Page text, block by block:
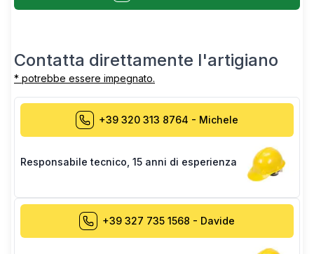
Contatta direttamente l'artigiano
* potrebbe essere impegnato.
+39 320 313 8764 - Michele
Responsabile tecnico 15 anni di esperienza
+39 327 735 1568 - Davide